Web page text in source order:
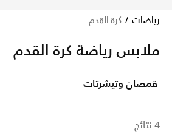
رياضات كرة القدم
ملابس رياضة كرة القدم
4 نتائج
قمصان وتيشرتات